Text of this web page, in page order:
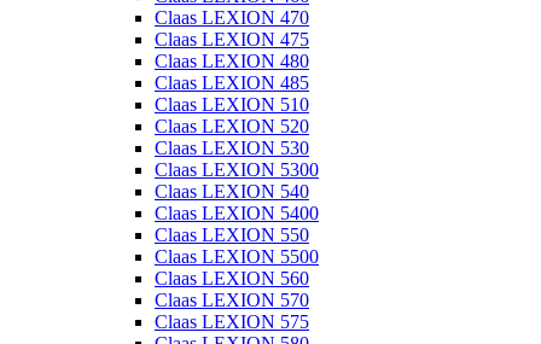
Claas LEXION 470
Claas LEXION 475
Claas LEXION 480
Claas LEXION 485
Claas LEXION 510
Claas LEXION 520
Claas LEXION 530
Claas LEXION 5300
Claas LEXION 540
Claas LEXION 5400
Claas LEXION 550
Claas LEXION 5500
Claas LEXION 560
Claas LEXION 570
Claas LEXION 575